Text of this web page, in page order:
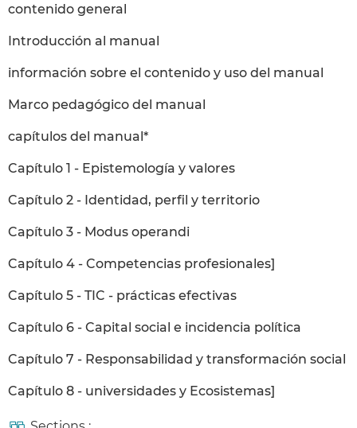
contenido general
Introducción al manual
información sobre el contenido y uso del manual
Marco pedagógico del manual
capítulos del manual*
Capítulo 1 - Epistemología y valores
Capítulo 2 - Identidad, perfil y territorio
Capítulo 3 - Modus operandi
Capítulo 4 - Competencias profesionales]
Capítulo 5 - TIC - prácticas efectivas
Capítulo 6 - Capital social e incidencia política
Capítulo 7 - Responsabilidad y transformación social
Capítulo 8 - universidades y Ecosistemas]